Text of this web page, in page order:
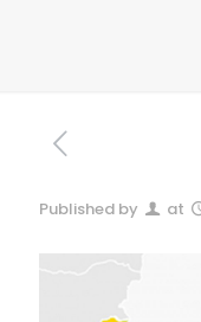
Published by at